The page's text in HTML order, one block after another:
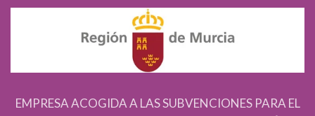
EMPRESA ACOGIDA A LAS SUBVENCIONES PARA EL